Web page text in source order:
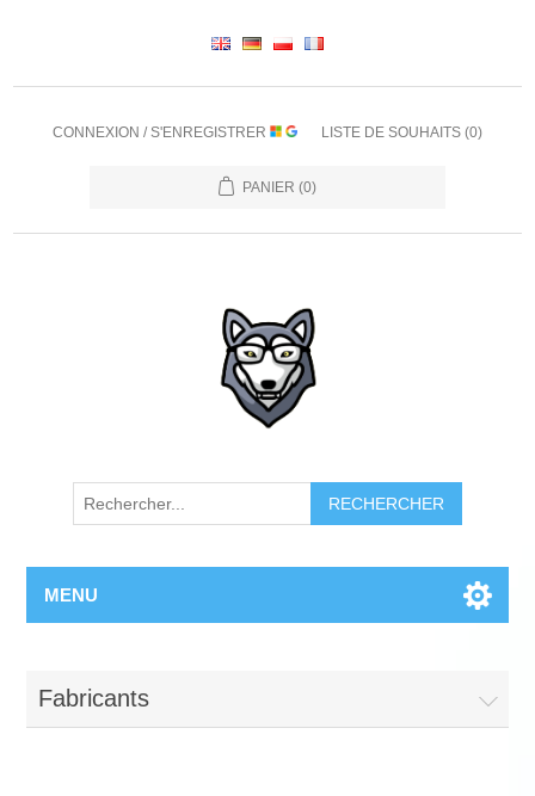
CONNEXION / S'ENREGISTRER LISTE DE SOUHAITS (0)
PANIER (0)
RECHERCHER
MENU
Fabricants